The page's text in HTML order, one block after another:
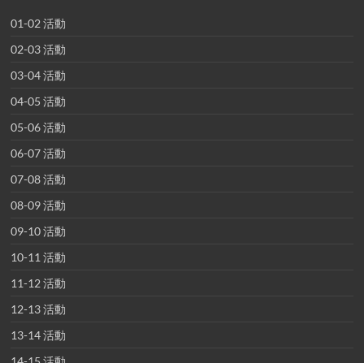
01-02 活動
02-03 活動
03-04 活動
04-05 活動
05-06 活動
06-07 活動
07-08 活動
08-09 活動
09-10 活動
10-11 活動
11-12 活動
12-13 活動
13-14 活動